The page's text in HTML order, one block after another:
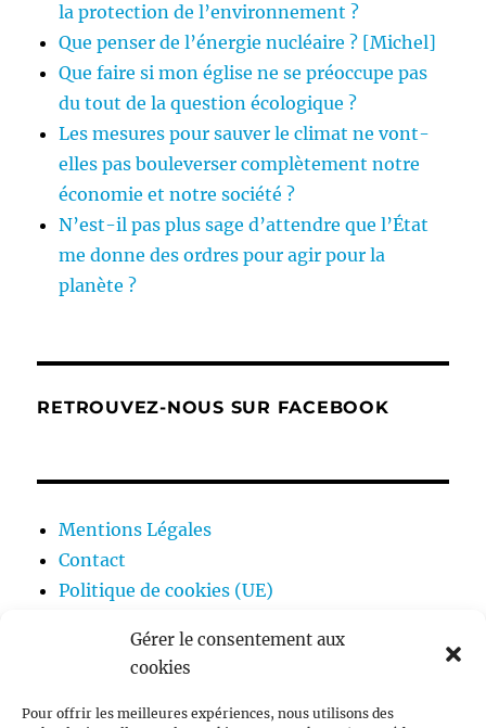
Gérer le consentement aux
cookies
Pour offrir les meilleures expériences, nous utilisons des
la protection de l’environnement ?
Que penser de l’énergie nucléaire ? [Michel]
Que faire si mon église ne se préoccupe pas
du tout de la question écologique ?
Les mesures pour sauver le climat ne vont-
elles pas bouleverser complètement notre
économie et notre société ?
N’est-il pas plus sage d’attendre que l’État
me donne des ordres pour agir pour la
planète ?
RETROUVEZ-NOUS SUR FACEBOOK
Mentions Légales
Contact
Politique de cookies (UE)
sous-